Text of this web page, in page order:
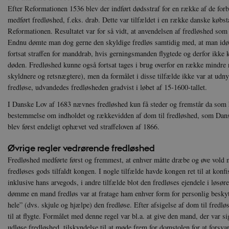
Efter Reformationen 1536 blev der indført dødsstraf for en række af de
medført fredløshed, f.eks. drab. Dette var tilfældet i en række danske
Reformationen. Resultatet var for så vidt, at anvendelsen af fredløshed
Endnu dømte man dog gerne den skyldige fredløs samtidig med, at man
fortsat straffen for manddrab, hvis gerningsmanden flygtede og derfor ikke
døden. Fredløshed kunne også fortsat tages i brug overfor en række
skyldnere og retsnægtere), men da formålet i disse tilfælde ikke var at
fredløse, udvandedes fredløsheden gradvist i løbet af 15-1600-tallet.
I Danske Lov af 1683 nævnes fredløshed kun få steder og fremstår da
bestemmelse om indholdet og rækkevidden af dom til fredløshed, som
blev først endeligt ophævet ved straffeloven af 1866.
Øvrige regler vedrørende fredløshed
Fredløshed medførte først og fremmest, at enhver måtte dræbe og øve
fredløses gods tilfaldt kongen. I nogle tilfælde havde kongen ret til at
inklusive hans arvegods, i andre tilfælde blot den fredløses ejendele i
dømme en mand fredløs var at fratage ham enhver form for personlig
hele” (dvs. skjule og hjælpe) den fredløse. Efter afsigelse af dom til
til at flygte. Formålet med denne regel var bl.a. at give den mand, der var
Navn
be_typo_user
sp_t
sp_landing
__cf_bm
Navn
Navn
Navn